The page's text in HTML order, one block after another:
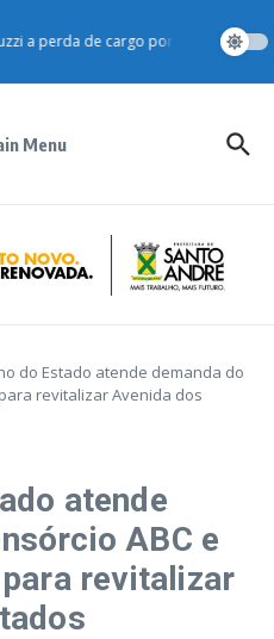
a perda de cargo por crimes sexuais
Menu
do Estado atende demanda do
revitalizar Avenida dos
atende
ABC e
revitalizar